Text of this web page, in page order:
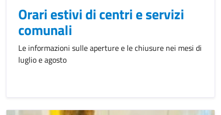
Orari estivi di centri e servizi
comunali
Le informazioni sulle aperture e le chiusure nei mesi di
luglio e agosto